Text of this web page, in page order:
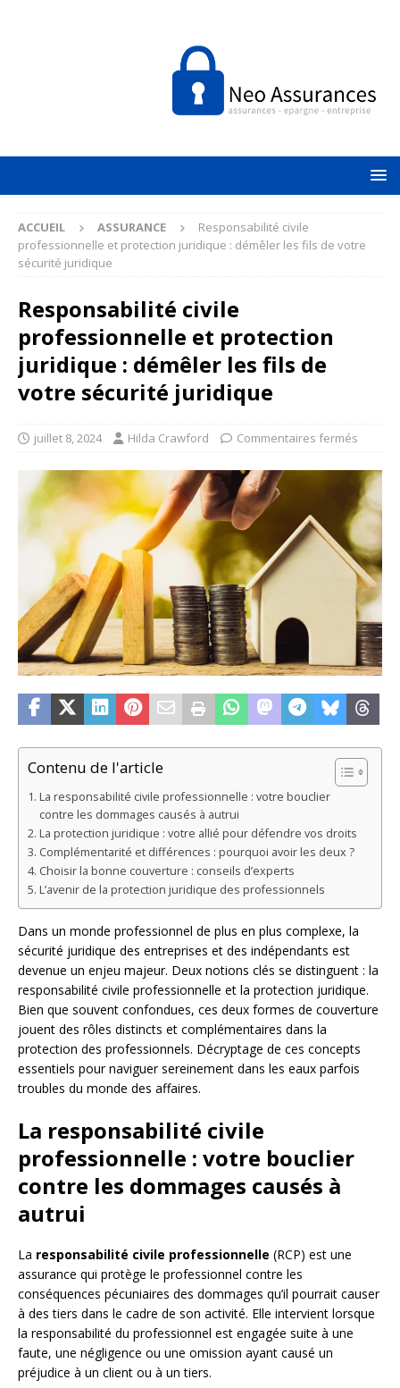
ACCUEIL ASSURANCE
Responsabilité civile
professionnelle et protection juridique : démêler les fils de votre
sécurité juridique
Responsabilité civile
professionnelle et protection
juridique : démêler les fils de
votre sécurité juridique
juillet 8, 2024 Hilda Crawford Commentaires fermés
Contenu de l'article
La responsabilité civile professionnelle : votre bouclier
contre les dommages causés à autrui
La protection juridique : votre allié pour défendre vos droits
Complémentarité et différences : pourquoi avoir les deux ?
Choisir la bonne couverture : conseils d’experts
L’avenir de la protection juridique des professionnels
Dans un monde professionnel de plus en plus complexe, la
sécurité juridique des entreprises et des indépendants est
devenue un enjeu majeur. Deux notions clés se distinguent : la
responsabilité civile professionnelle et la protection juridique.
Bien que souvent confondues, ces deux formes de couverture
jouent des rôles distincts et complémentaires dans la
protection des professionnels. Décryptage de ces concepts
essentiels pour naviguer sereinement dans les eaux parfois
troubles du monde des affaires.
La responsabilité civile
professionnelle : votre bouclier
contre les dommages causés à
autrui
La responsabilité civile professionnelle (RCP) est une
assurance qui protège le professionnel contre les
conséquences pécuniaires des dommages qu’il pourrait causer
à des tiers dans le cadre de son activité. Elle intervient lorsque
la responsabilité du professionnel est engagée suite à une
faute, une négligence ou une omission ayant causé un
préjudice à un client ou à un tiers.